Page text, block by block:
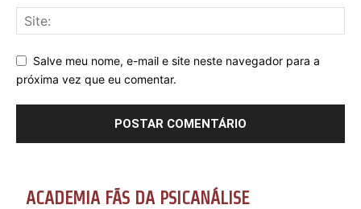
Salve meu nome, e-mail e site neste navegador para a
próxima vez que eu comentar.
ACADEMIA FÃS DA PSICANÁLISE